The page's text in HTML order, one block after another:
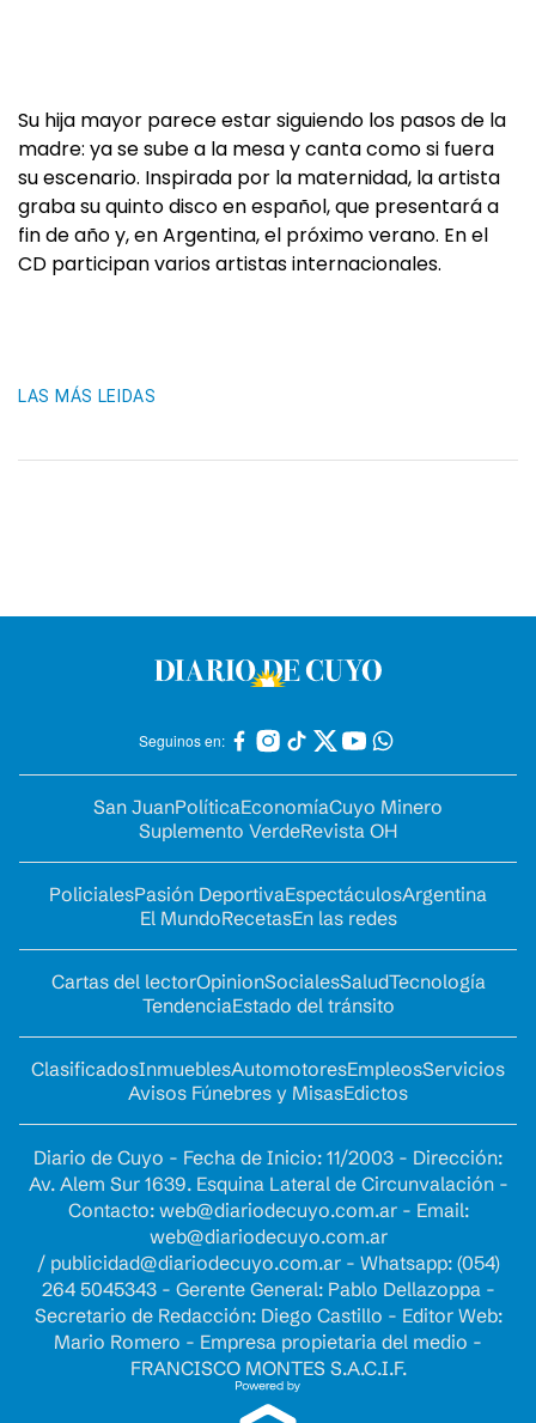
Su hija mayor parece estar siguiendo los pasos de la
madre: ya se sube a la mesa y canta como si fuera
su escenario. Inspirada por la maternidad, la artista
graba su quinto disco en español, que presentará a
fin de año y, en Argentina, el próximo verano. En el
CD participan varios artistas internacionales.
LAS MÁS LEIDAS
Seguinos en:
San JuanPolíticaEconomíaCuyo Minero
Suplemento VerdeRevista OH
PolicialesPasión DeportivaEspectáculosArgentina
El MundoRecetasEn las redes
Cartas del lectorOpinionSocialesSaludTecnología
TendenciaEstado del tránsito
ClasificadosInmueblesAutomotoresEmpleosServicios
Avisos Fúnebres y MisasEdictos
Diario de Cuyo - Fecha de Inicio: 11/2003 - Dirección:
Av. Alem Sur 1639. Esquina Lateral de Circunvalación -
Contacto: web@diariodecuyo.com.ar- Email:
web@diariodecuyo.com.ar
/ publicidad@diariodecuyo.com.ar- Whatsapp: (054)
264 5045343 - Gerente General: Pablo Dellazoppa -
Secretario de Redacción: Diego Castillo - Editor Web:
Mario Romero - Empresa propietaria del medio -
FRANCISCO MONTES S.A.C.I.F.